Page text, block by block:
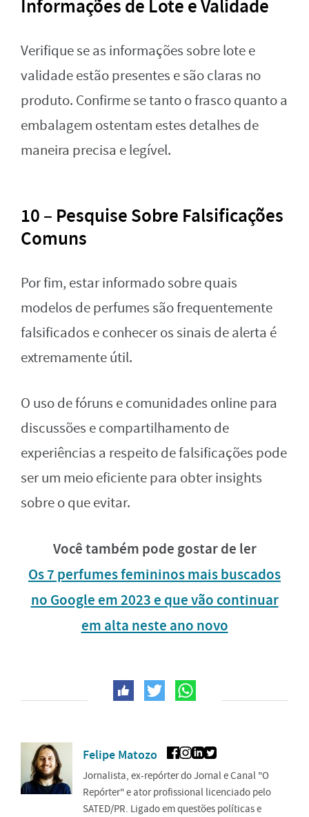
Informações de Lote e Validade
Verifique se as informações sobre lote e
validade estão presentes e são claras no
produto. Confirme se tanto o frasco quanto a
embalagem ostentam estes detalhes de
maneira precisa e legível.
10 – Pesquise Sobre Falsificações
Comuns
Por fim, estar informado sobre quais
modelos de perfumes são frequentemente
falsificados e conhecer os sinais de alerta é
extremamente útil.
O uso de fóruns e comunidades online para
discussões e compartilhamento de
experiências a respeito de falsificações pode
ser um meio eficiente para obter insights
sobre o que evitar.
Você também pode gostar de ler
Os 7 perfumes femininos mais buscados
no Google em 2023 e que vão continuar
em alta neste ano novo
Felipe Matozo
Jornalista, ex-repórter do Jornal e Canal "O
Repórter" e ator profissional licenciado pelo
SATED/PR. Ligado em questões políticas e